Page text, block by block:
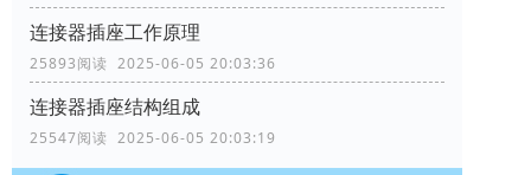
连接器插座工作原理
25893阅读 2025-06-05 20:03:36
连接器插座结构组成
25547阅读 2025-06-05 20:03:19